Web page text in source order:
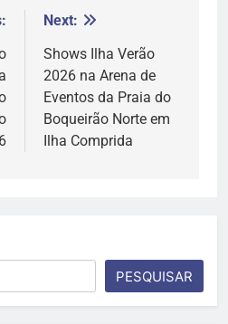
Next:
Shows Ilha Verão
2026 na Arena de
Eventos da Praia do
Boqueirão Norte em
Ilha Comprida
PESQUISAR